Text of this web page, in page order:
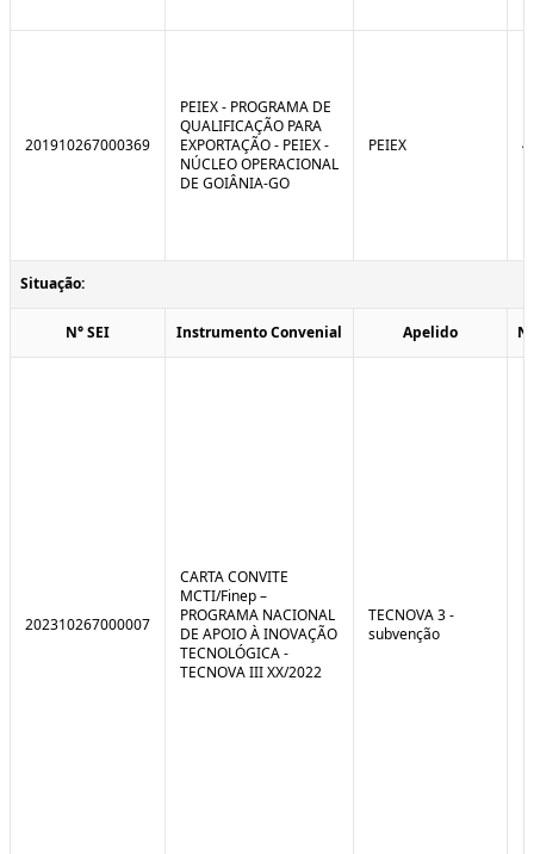
201910267000369
PEIEX - PROGRAMA DE
QUALIFICAÇÃO PARA
EXPORTAÇÃO - PEIEX -
NÚCLEO OPERACIONAL
DE GOIÂNIA-GO
PEIEX
Situação:
N° SEI Instrumento Convenial Apelido
202310267000007
CARTA CONVITE
MCTI/Finep –
PROGRAMA NACIONAL
DE APOIO À INOVAÇÃO
TECNOLÓGICA -
TECNOVA III XX/2022
TECNOVA 3 -
subvenção